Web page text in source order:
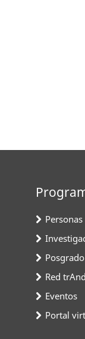
Personas
Posgrado
Red
Eventos
Portal